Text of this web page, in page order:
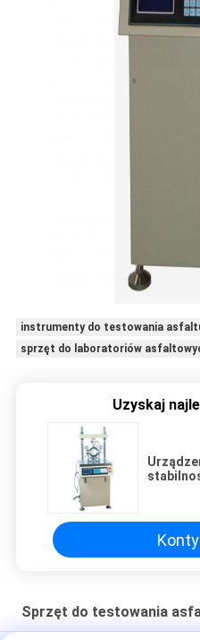
instrumenty do testowania
sprzęt do laboratoriów
Uzyskaj
Sprzęt do testowania